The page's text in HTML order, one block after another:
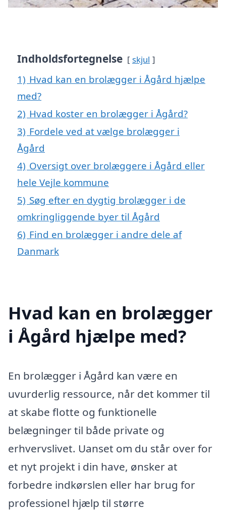
Indholdsfortegnelse skjul
1) Hvad kan en brolægger i Ågård hjælpe
med?
2) Hvad koster en brolægger i Ågård?
3) Fordele ved at vælge brolægger i
Ågård
4) Oversigt over brolæggere i Ågård eller
hele Vejle kommune
5) Søg efter en dygtig brolægger i de
omkringliggende byer til Ågård
6) Find en brolægger i andre dele af
Danmark
Hvad kan en brolægger
i Ågård hjælpe med?
En brolægger i Ågård kan være en
uvurderlig ressource, når det kommer til
at skabe flotte og funktionelle
belægninger til både private og
erhvervslivet. Uanset om du står over for
et nyt projekt i din have, ønsker at
forbedre indkørslen eller har brug for
professionel hjælp til større